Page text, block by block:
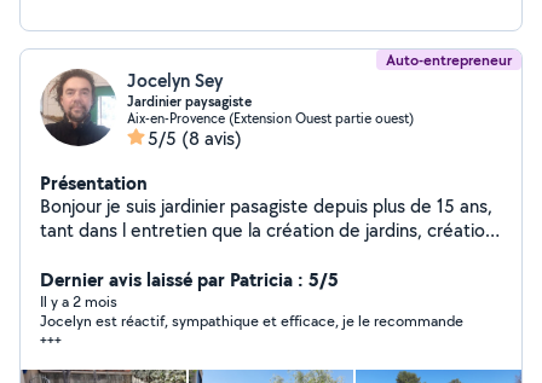
Auto-entrepreneur
Jocelyn Sey
Jardinier paysagiste
Aix-en-Provence (Extension Ouest partie ouest)
5/5 (8 avis)
Présentation
Bonjour je suis jardinier pasagiste depuis plus de 15 ans,
tant dans l entretien que la création de jardins, création
debroussaillage, tailles, clôtures, gazon synthétique....et
également bon bricoleur et ai d'autres cordes à mon
arc...
Dernier avis laissé par Patricia : 5/5
Il y a 2 mois
Jocelyn est réactif, sympathique et efficace, je le recommande
+++